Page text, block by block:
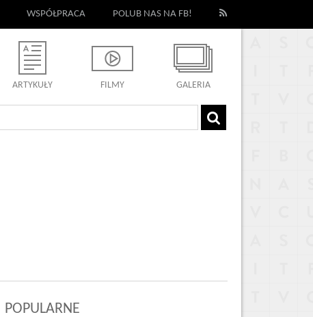
WSPÓŁPRACA POLUB NAS NA FB!
ARTYKUŁY FILMY GALERIA
POPULARNE